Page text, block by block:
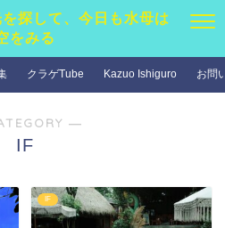
探して、今日も水母は
をみる
クラゲTube Kazuo Ishiguro お問
―
IF
IF